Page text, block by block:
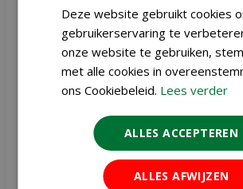
Pokon rozen mest 1kg
Deze website gebruikt cookies
gebruikerservaring te
onze website te gebruiken,
met alle cookies in
ons Cookiebeleid. Lees verder
ALLES ACCEPTEREN
ALLES AFWIJZEN